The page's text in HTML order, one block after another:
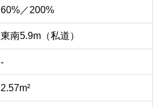
60%／200%
東南5.9m（私道）
-
2.57m²